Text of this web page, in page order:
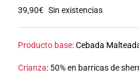
39,90€ Sin existencias
Producto base:Cebada
Crianza: 50% en barricas de